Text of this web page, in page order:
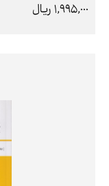
1,995,000 ريال